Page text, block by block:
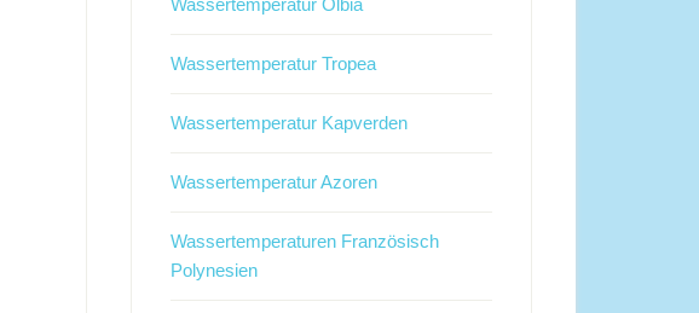
Wassertemperatur Olbia
Wassertemperatur Tropea
Wassertemperatur Kapverden
Wassertemperatur Azoren
Wassertemperaturen Französisch
Polynesien